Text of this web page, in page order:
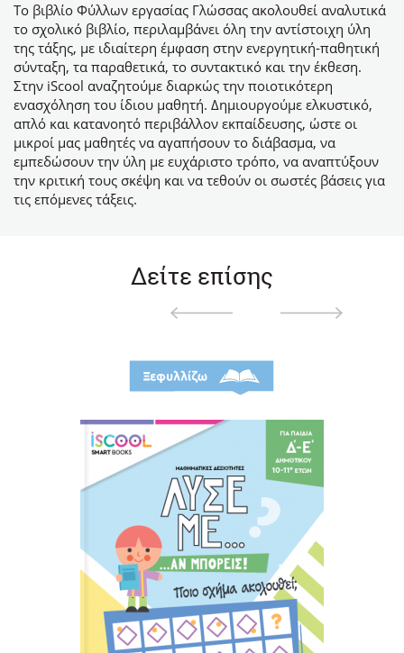
Το βιβλίο Φύλλων εργασίας Γλώσσας ακολουθεί αναλυτικά
το σχολικό βιβλίο, περιλαμβάνει όλη την αντίστοιχη ύλη
της τάξης, με ιδιαίτερη έμφαση στην ενεργητική-παθητική
σύνταξη, τα παραθετικά, το συντακτικό και την έκθεση.
Στην iScool αναζητούμε διαρκώς την ποιοτικότερη
ενασχόληση του ίδιου μαθητή. Δημιουργούμε ελκυστικό,
απλό και κατανοητό περιβάλλον εκπαίδευσης, ώστε οι
μικροί μας μαθητές να αγαπήσουν το διάβασμα, να
εμπεδώσουν την ύλη με ευχάριστο τρόπο, να αναπτύξουν
την κριτική τους σκέψη και να τεθούν οι σωστές βάσεις για
τις επόμενες τάξεις.
Δείτε επίσης